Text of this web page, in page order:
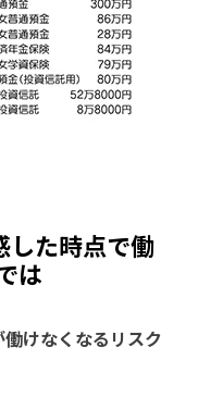
した時点で働
は
けなくなるリスク